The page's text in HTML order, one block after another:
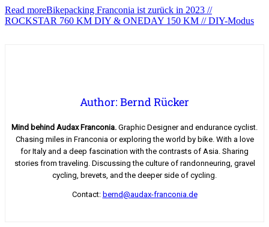
Read moreBikepacking Franconia ist zurück in 2023 //
ROCKSTAR 760 KM DIY & ONEDAY 150 KM // DIY-Modus
Author: Bernd Rücker
Mind behind Audax Franconia. Graphic Designer and endurance cyclist.
Chasing miles in Franconia or exploring the world by bike. With a love
for Italy and a deep fascination with the contrasts of Asia. Sharing
stories from traveling. Discussing the culture of randonneuring, gravel
cycling, brevets, and the deeper side of cycling.
Contact: bernd@audax-franconia.de